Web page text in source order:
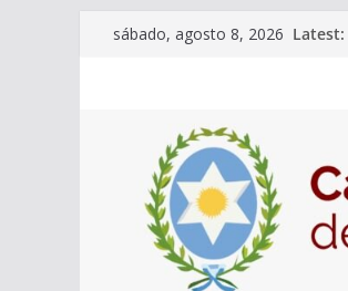
sábado, agosto 8, 2026 Latest: